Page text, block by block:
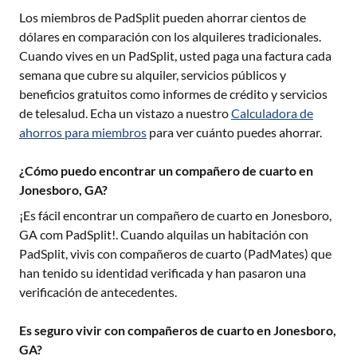
Los miembros de PadSplit pueden ahorrar cientos de
dólares en comparación con los alquileres tradicionales.
Cuando vives en un PadSplit, usted paga una factura cada
semana que cubre su alquiler, servicios públicos y
beneficios gratuitos como informes de crédito y servicios
de telesalud. Echa un vistazo a nuestroCalculadora de
ahorros para miembros para ver cuánto puedes ahorrar.
¿Cómo puedo encontrar un compañero de cuarto en
Jonesboro, GA?
¡Es fácil encontrar un compañero de cuarto en Jonesboro,
GAcom PadSplit!. Cuando alquilas un habitación con
PadSplit, vivis con compañeros de cuarto (PadMates) que
han tenido su identidad verificada y han pasaron una
verificación de antecedentes.
Es seguro vivir con compañeros de cuarto en Jonesboro,
GA?